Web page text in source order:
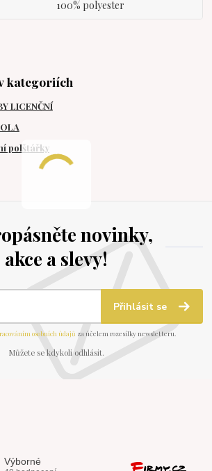
100% polyester
kategoriích
LICENČNÍ
polštářky
novinky,
akce a slevy!
Přihlásit se
osobních údajů za účelem rozesílky newsletteru.
Můžete se kdykoli odhlásit.